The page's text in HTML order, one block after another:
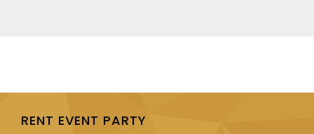
RENT EVENT PARTY